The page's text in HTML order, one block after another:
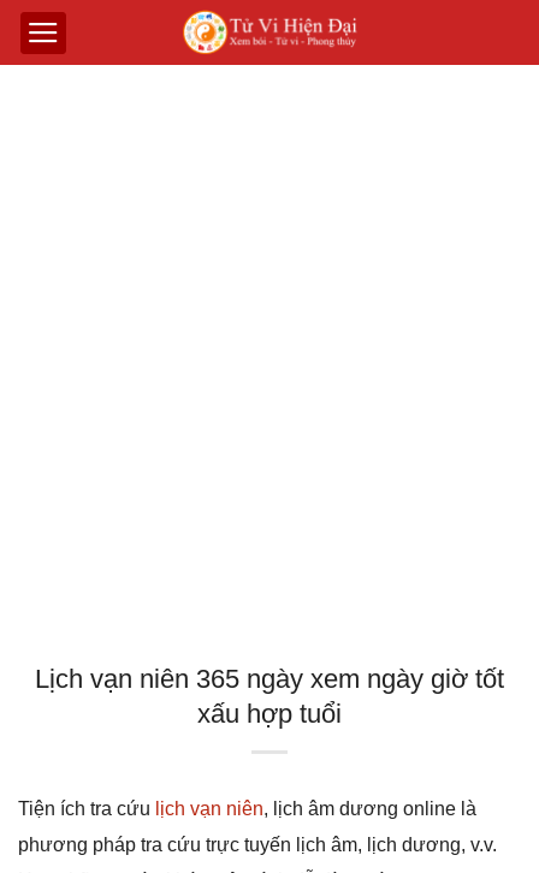
Lịch vạn niên 365 ngày xem ngày giờ tốt
xấu hợp tuổi
Tiện ích tra cứu lịch vạn niên, lịch âm dương online là
phương pháp tra cứu trực tuyến lịch âm, lịch dương, v.v.